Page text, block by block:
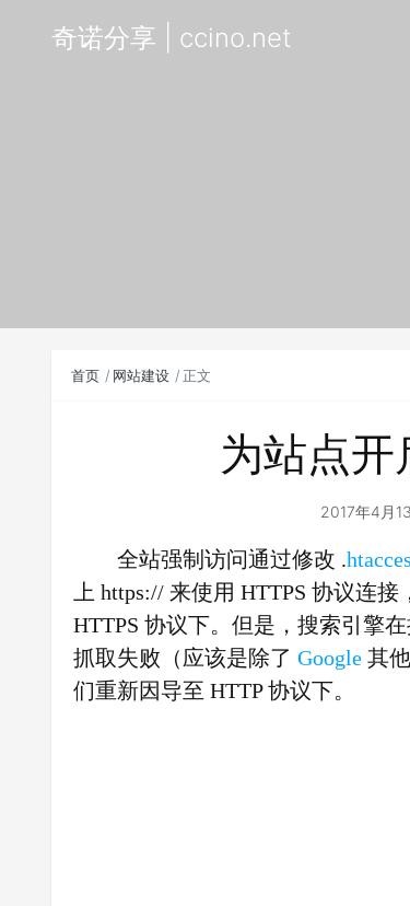
奇诺分享 | ccino.net
首页 网站建设 正文
为站点
2017年4月
全站强制访问通过修改 .
上 https:// 来使用 HTTPS 协议连
HTTPS 协议下。但是，搜索引擎
抓取失败（应该是除了 Google 其
们重新因导至 HTTP 协议下。